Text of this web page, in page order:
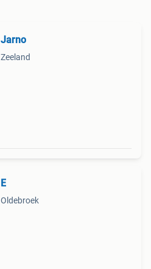
Jarno
Zeeland
E
Oldebroek